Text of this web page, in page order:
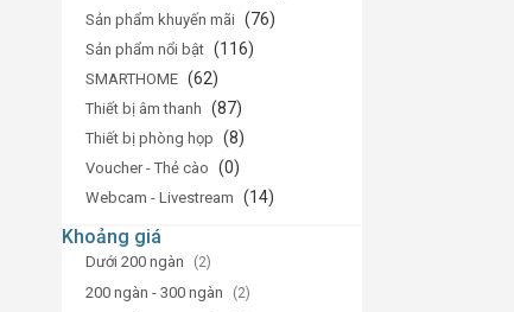
Sản phẩm khuyến mãi (76)
Sản phẩm nổi bật (116)
SMARTHOME (62)
Thiết bị âm thanh (87)
Thiết bị phòng họp (8)
Voucher - Thẻ cào (0)
Webcam - Livestream (14)
Khoảng giá
Dưới 200 ngàn (2)
200 ngàn - 300 ngàn (2)